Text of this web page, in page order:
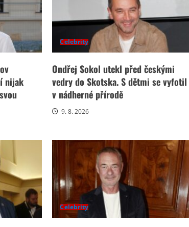
nijak
Celebrity
Ondřej Sokol utekl před českými
vedry do Skotska. S dětmi se vyfotil
v nádherné přírodě
9. 8. 2026
Celebrity